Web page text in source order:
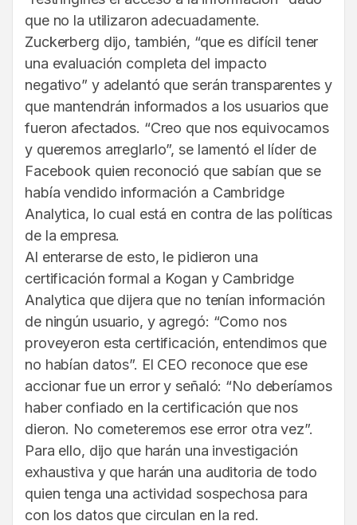
que no la utilizaron adecuadamente.
Zuckerberg dijo, también, “que es difícil tener
una evaluación completa del impacto
negativo” y adelantó que serán transparentes y
que mantendrán informados a los usuarios que
fueron afectados. “Creo que nos equivocamos
y queremos arreglarlo”, se lamentó el líder de
Facebook quien reconoció que sabían que se
había vendido información a Cambridge
Analytica, lo cual está en contra de las políticas
de la empresa.
Al enterarse de esto, le pidieron una
certificación formal a Kogan y Cambridge
Analytica que dijera que no tenían información
de ningún usuario, y agregó: “Como nos
proveyeron esta certificación, entendimos que
no habían datos”. El CEO reconoce que ese
accionar fue un error y señaló: “No deberíamos
haber confiado en la certificación que nos
dieron. No cometeremos ese error otra vez”.
Para ello, dijo que harán una investigación
exhaustiva y que harán una auditoria de todo
quien tenga una actividad sospechosa para
con los datos que circulan en la red.